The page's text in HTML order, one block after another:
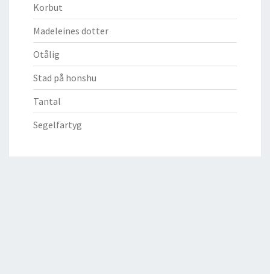
Korbut
Madeleines dotter
Otålig
Stad på honshu
Tantal
Segelfartyg